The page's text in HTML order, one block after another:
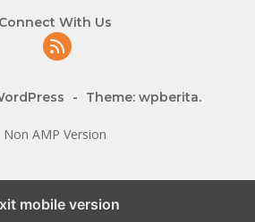
Connect With Us
- Theme: wpberita.
Non AMP Version
mobile version